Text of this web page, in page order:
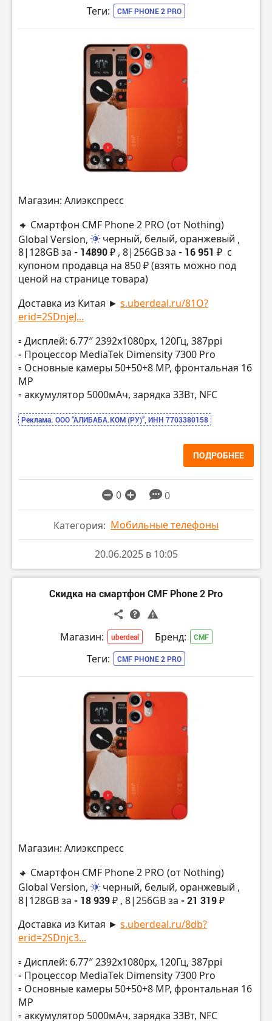
Теги: CMF PHONE 2 PRO
Магазин: Алиэкспресс
🔸 Смартфон CMF Phone 2 PRO (от Nothing)
Global Version,
черный, белый, оранжевый ,
8|128GB за - 14890 ₽ , 8|256GB за - 16 951 ₽ с
купоном продавца на 850 ₽ (взять можно под
ценой на странице товара)
Доставка из Китая ► s.uberdeal.ru/81O?
erid=2SDnjeJ...
▫️ Дисплей: 6.77″ 2392х1080px, 120Гц, 387ppi
▫️ Процессор MediaTek Dimensity 7300 Pro
▫️ Основные камеры 50+50+8 MP, фронтальная 16
MP
▫️ аккумулятор 5000мАч, зарядка 33Вт, NFC
Реклама. ООО “АЛИБАБА.КОМ (РУ)”, ИНН 7703380158
ПОДРОБНЕЕ
0 0
Категория: Мобильные телефоны
20.06.2025 в 10:05
Скидка на смартфон CMF Phone 2 Pro
Магазин: uberdeal Бренд: CMF
Теги: CMF PHONE 2 PRO
Магазин: Алиэкспресс
🔸 Смартфон CMF Phone 2 PRO (от Nothing)
Global Version,
черный, белый, оранжевый ,
8|128GB за - 18 939 ₽ , 8|256GB за - 21 319 ₽
Доставка из Китая ► s.uberdeal.ru/8db?
erid=2SDnjc3...
▫️ Дисплей: 6.77″ 2392х1080px, 120Гц, 387ppi
▫️ Процессор MediaTek Dimensity 7300 Pro
▫️ Основные камеры 50+50+8 MP, фронтальная 16
MP
▫️ аккумулятор 5000мАч, зарядка 33Вт, NFC